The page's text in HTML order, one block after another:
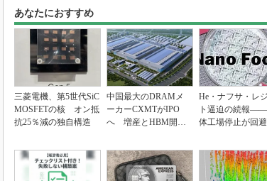
あなたにおすすめ
三菱電機、第5世代SiC
MOSFETの核 オン抵
抗25％減の独自構造
中国最大のDRAMメ
ーカーCXMTがIPO
へ 増産とHBM開発
He・ナフサ・レ
ト逼迫の続報
体工場停止が回避